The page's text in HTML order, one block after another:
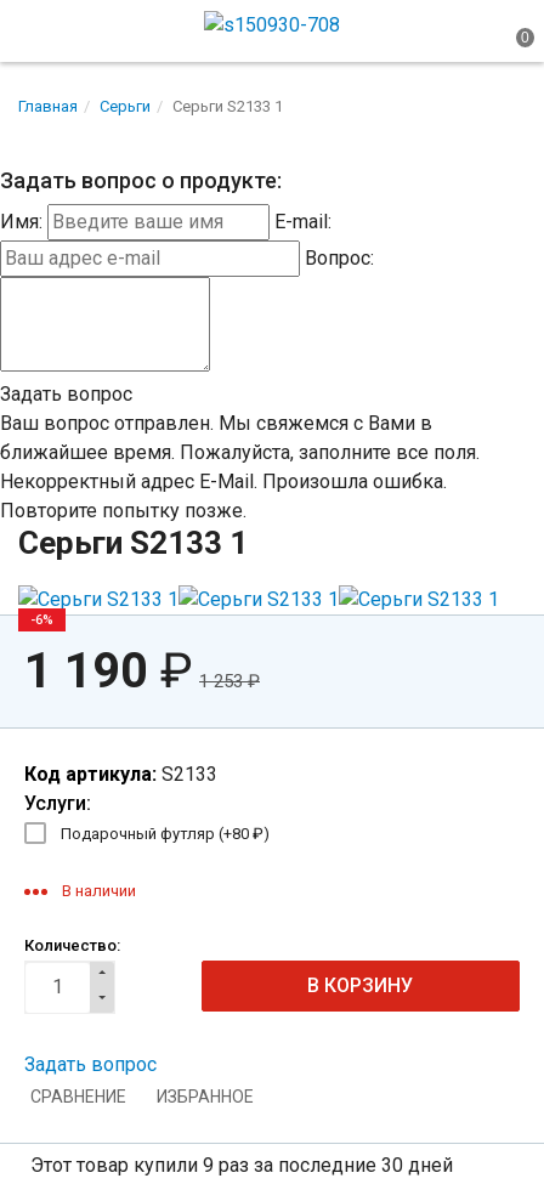
Главная Серьги Серьги S2133 1
Задать вопрос о продукте:
Имя:
E-mail:
Вопрос:
Задать вопрос
Ваш вопрос отправлен. Мы свяжемся с Вами в
ближайшее время. Пожалуйста, заполните все поля.
Некорректный адрес E-Mail. Произошла ошибка.
Повторите попытку позже.
Серьги S2133 1
-6%
1 190 ₽ 1 253₽
Код артикула: S2133
Услуги:
Подарочный футляр (+80 ₽)
В наличии
Количество:
Задать вопрос
СРАВНЕНИЕ ИЗБРАННОЕ
Этот товар купили 9 раз за последние 30 дней